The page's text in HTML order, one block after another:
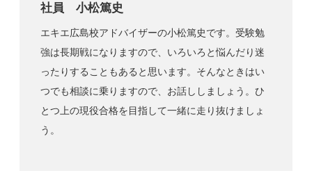
社員 小松篤史
エキエ広島校アドバイザーの小松篤史です。受験勉
強は長期戦になりますので、いろいろと悩んだり迷
ったりすることもあると思います。そんなときはい
つでも相談に乗りますので、お話ししましょう。ひ
とつ上の現役合格を目指して一緒に走り抜けましょ
う。